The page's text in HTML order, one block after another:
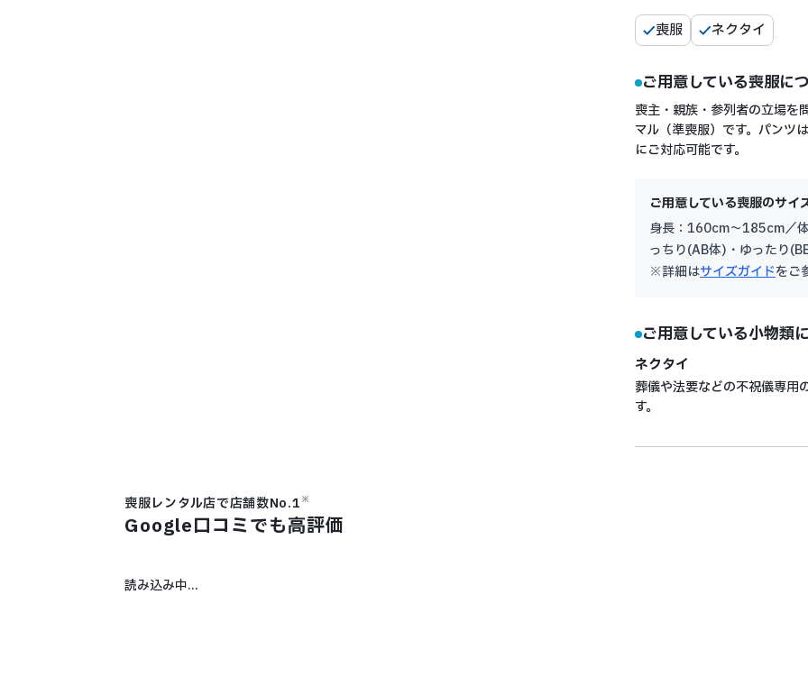
喪服 ネクタイ
ご用意している喪服に
喪主・親族・参列者の立場を
マル（準喪服）です。パンツ
にご対応可能です。
ご用意している喪服のサイ
身長：160cm〜185cm／
っちり(AB体)・ゆったり
※詳細はサイズガイドをご
ご用意している小物類
ネクタイ
葬儀や法要などの不祝儀専用
す。
喪服レンタル店で店舗数No.1 ※
Google口コミでも高評価
読み込み中...